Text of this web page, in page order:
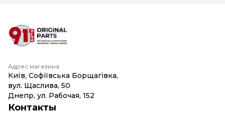
Адрес магазина
Київ, Софіївська Борщагівка,
вул. Щаслива, 50
Днепр, ул. Рабочая, 152
Контакты